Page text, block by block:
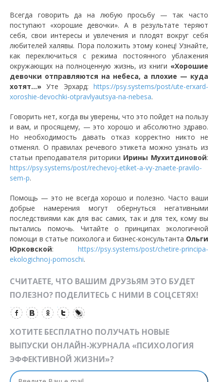
Всегда говорить да на любую просьбу — так часто
поступают «хорошие девочки». А в результате теряют
себя, свои интересы и увлечения и плодят вокруг себя
любителей халявы. Пора положить этому конец! Узнайте,
как переключиться с режима постоянного ублажения
окружающих на полноценную жизнь, из книги «Хорошие
девочки отправляются на небеса, а плохие — куда
хотят…» Уте Эрхард: https://psy.systems/post/ute-erxard-
xoroshie-devochki-otpravlyautsya-na-nebesa.
Говорить нет, когда вы уверены, что это пойдет на пользу
и вам, и просящему, — это хорошо и абсолютно здраво.
Но необходимость давать отказ корректно никто не
отменял. О правилах речевого этикета можно узнать из
статьи преподавателя риторики Ирины Мухитдиновой:
https://psy.systems/post/rechevoj-etiket-a-vy-znaete-pravilo-
sem-p.
Помощь — это не всегда хорошо и полезно. Часто ваши
добрые намерения могут обернуться негативными
последствиями как для вас самих, так и для тех, кому вы
пытались помочь. Читайте о принципах экологичной
помощи в статье психолога и бизнес-консультанта Ольги
Юрковской: https://psy.systems/post/chetire-principa-
ekologichnoj-pomoschi.
СЧИТАЕТЕ, ЧТО ВАШИМ ДРУЗЬЯМ ЭТО БУДЕТ
ПОЛЕЗНО? ПОДЕЛИТЕСЬ С НИМИ В СОЦСЕТЯХ!
ХОТИТЕ БЕСПЛАТНО ПОЛУЧАТЬ НОВЫЕ
ВЫПУСКИ ОНЛАЙН-ЖУРНАЛА «ПСИХОЛОГИЯ
ЭФФЕКТИВНОЙ ЖИЗНИ»?